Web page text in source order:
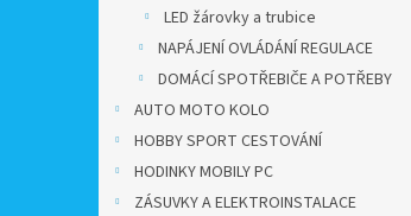
LED žárovky a trubice
NAPÁJENÍ OVLÁDÁNÍ REGULACE
DOMÁCÍ SPOTŘEBIČE A POTŘEBY
AUTO MOTO KOLO
HOBBY SPORT CESTOVÁNÍ
HODINKY MOBILY PC
ZÁSUVKY A ELEKTROINSTALACE